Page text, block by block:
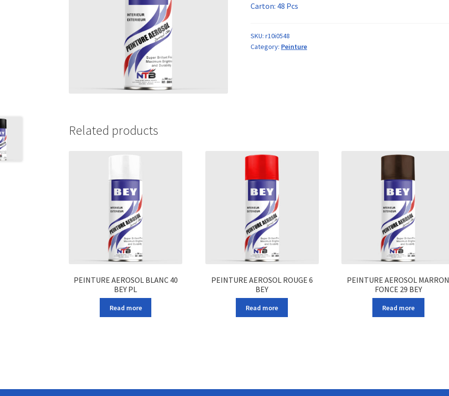
Carton: 48 Pcs
SKU:r10i0548
Category: Peinture
Related products
PEINTURE AEROSOL BLANC 40
BEY PL
Read more
PEINTURE AEROSOL ROUGE 6
BEY
Read more
PEINTURE AEROSOL MARRON
FONCE 29 BEY
Read more